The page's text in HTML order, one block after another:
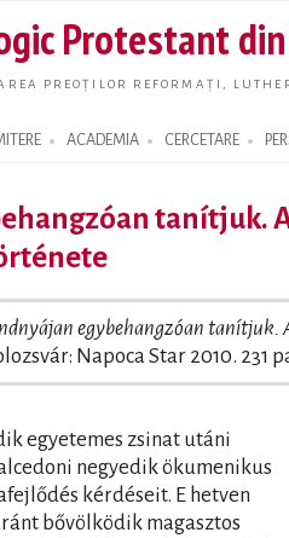
main
Protestant
PREOȚILOR REFORMAȚI,
ACADEMIA CERCETARE
tanítjuk.
egybehangzóan tanítjuk.
Napoca Star 2010. 231
egyetemes zsinat utáni
negyedik ökumenikus
kérdéseit. E hetven
bővölködik magasztos